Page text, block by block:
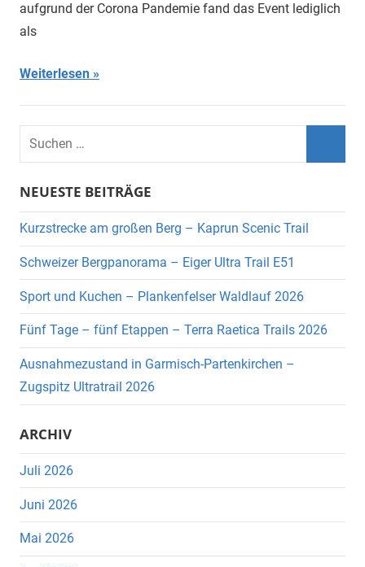
aufgrund der Corona Pandemie fand das Event lediglich
als
Weiterlesen
Suchen
nach:
NEUESTE BEITRÄGE
Kurzstrecke am großen Berg – Kaprun Scenic Trail
Schweizer Bergpanorama – Eiger Ultra Trail E51
Sport und Kuchen – Plankenfelser Waldlauf 2026
Fünf Tage – fünf Etappen – Terra Raetica Trails 2026
Ausnahmezustand in Garmisch-Partenkirchen –
Zugspitz Ultratrail 2026
ARCHIV
Juli 2026
Juni 2026
Mai 2026